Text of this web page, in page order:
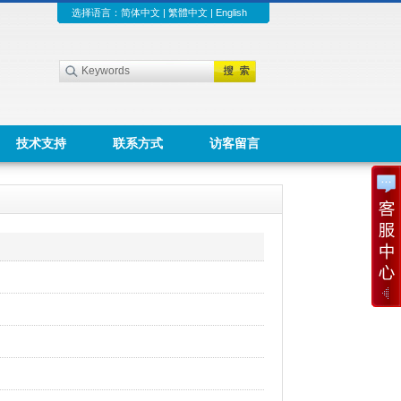
选择语言： 简体中文| 繁體中文| English
技术支持 联系方式 访客留言